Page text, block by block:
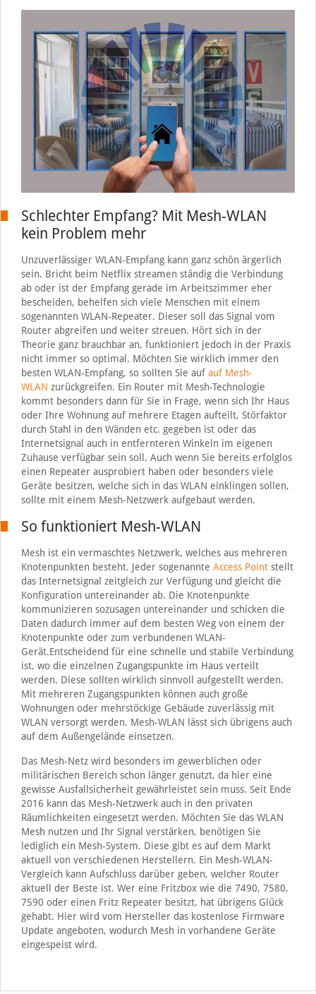
Schlechter Empfang? Mit Mesh-WLAN
kein Problem mehr
Unzuverlässiger WLAN-Empfang kann ganz schön ärgerlich
sein. Bricht beim Netflix streamen ständig die Verbindung
ab oder ist der Empfang gerade im Arbeitszimmer eher
bescheiden, behelfen sich viele Menschen mit einem
sogenannten WLAN-Repeater. Dieser soll das Signal vom
Router abgreifen und weiter streuen. Hört sich in der
Theorie ganz brauchbar an, funktioniert jedoch in der Praxis
nicht immer so optimal. Möchten Sie wirklich immer den
besten WLAN-Empfang, so sollten Sie auf auf Mesh-
WLAN zurückgreifen. Ein Router mit Mesh-Technologie
kommt besonders dann für Sie in Frage, wenn sich Ihr Haus
oder Ihre Wohnung auf mehrere Etagen aufteilt, Störfaktor
durch Stahl in den Wänden etc. gegeben ist oder das
Internetsignal auch in entfernteren Winkeln im eigenen
Zuhause verfügbar sein soll. Auch wenn Sie bereits erfolglos
einen Repeater ausprobiert haben oder besonders viele
Geräte besitzen, welche sich in das WLAN einklingen sollen,
sollte mit einem Mesh-Netzwerk aufgebaut werden.
So funktioniert Mesh-WLAN
Mesh ist ein vermaschtes Netzwerk, welches aus mehreren
Knotenpunkten besteht. Jeder sogenannte Access Pointstellt
das Internetsignal zeitgleich zur Verfügung und gleicht die
Konfiguration untereinander ab. Die Knotenpunkte
kommunizieren sozusagen untereinander und schicken die
Daten dadurch immer auf dem besten Weg von einem der
Knotenpunkte oder zum verbundenen WLAN-
Gerät.Entscheidend für eine schnelle und stabile Verbindung
ist, wo die einzelnen Zugangspunkte im Haus verteilt
werden. Diese sollten wirklich sinnvoll aufgestellt werden.
Mit mehreren Zugangspunkten können auch große
Wohnungen oder mehrstöckige Gebäude zuverlässig mit
WLAN versorgt werden. Mesh-WLAN lässt sich übrigens auch
auf dem Außengelände einsetzen.
Das Mesh-Netz wird besonders im gewerblichen oder
militärischen Bereich schon länger genutzt, da hier eine
gewisse Ausfallsicherheit gewährleistet sein muss. Seit Ende
2016 kann das Mesh-Netzwerk auch in den privaten
Räumlichkeiten eingesetzt werden. Möchten Sie das WLAN
Mesh nutzen und Ihr Signal verstärken, benötigen Sie
lediglich ein Mesh-System. Diese gibt es auf dem Markt
aktuell von verschiedenen Herstellern. Ein Mesh-WLAN-
Vergleich kann Aufschluss darüber geben, welcher Router
aktuell der Beste ist. Wer eine Fritzbox wie die 7490, 7580,
7590 oder einen Fritz Repeater besitzt, hat übrigens Glück
gehabt. Hier wird vom Hersteller das kostenlose Firmware
Update angeboten, wodurch Mesh in vorhandene Geräte
eingespeist wird.